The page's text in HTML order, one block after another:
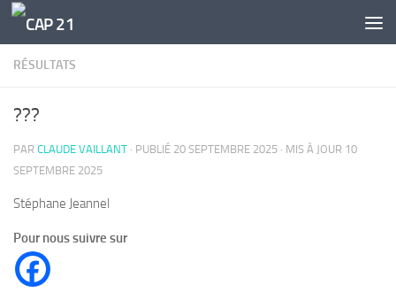
Skip to content
RÉSULTATS
???
PAR CLAUDE VAILLANT · PUBLIÉ 20 SEPTEMBRE 2025 · MIS À JOUR 10
SEPTEMBRE 2025
Stéphane Jeannel
Pour nous suivre sur